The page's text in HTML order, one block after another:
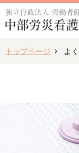
トップページ よ